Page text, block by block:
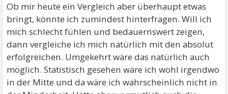
Ob mir heute ein Vergleich aber überhaupt etwas
bringt, könnte ich zumindest hinterfragen. Will ich
mich schlecht fühlen und bedauernswert zeigen,
dann vergleiche ich mich natürlich mit den absolut
erfolgreichen. Umgekehrt wäre das natürlich auch
möglich. Statistisch gesehen wäre ich wohl irgendwo
in der Mitte und da wäre ich wahrscheinlich nicht in